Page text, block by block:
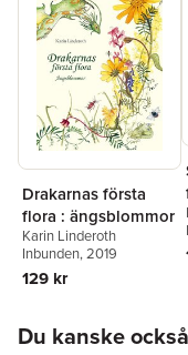
Drakarnas första
flora : ängsblommor
Karin Linderoth
Inbunden, 2019
129 kr
Du kanske